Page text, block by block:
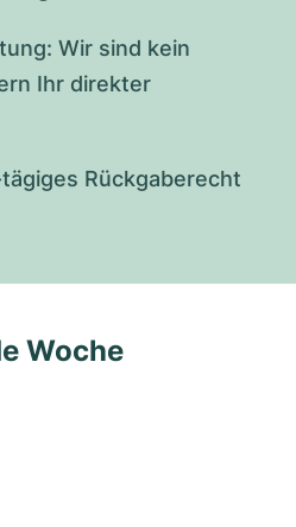
Wir sind kein
Ihr direkter
Rückgaberecht
Woche